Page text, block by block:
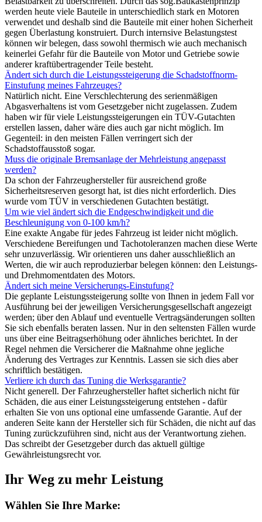
werden heute viele Bauteile in unterschiedlich stark en Motoren
verwendet und deshalb sind die Bauteile mit einer hohen Sicherheit
gegen Überlastung konstruiert. Durch internsive Belastungstest
können wir belegen, dass sowohl thermisch wie auch mechanisch
keinerlei Gefahr für die Bauteile von Motor und Getriebe sowie
anderer kraftübertragender Teile besteht.
Ändert sich durch die Leistungssteigerung die Schadstoffnorm-
Einstufung meines Fahrzeuges?
Natürlich nicht. Eine Verschlechterung des serienmäßigen
Abgasverhaltens ist vom Gesetzgeber nicht zugelassen. Zudem
haben wir für viele Leistungssteigerungen ein TÜV-Gutachten
erstellen lassen, daher wäre dies auch gar nicht möglich. Im
Gegenteil: in den meisten Fällen verringert sich der
Schadstoffausstoß sogar.
Muss die originale Bremsanlage der Mehrleistung angepasst
werden?
Da schon der Fahrzeughersteller für ausreichend große
Sicherheitsreserven gesorgt hat, ist dies nicht erforderlich. Dies
wurde vom TÜV in verschiedenen Gutachten bestätigt.
Um wie viel ändert sich die Endgeschwindigkeit und die
Beschleunigung von 0-100 km/h?
Eine exakte Angabe für jedes Fahrzeug ist leider nicht möglich.
Verschiedene Bereifungen und Tachotoleranzen machen diese Werte
sehr unzuverlässig. Wir orientieren uns daher ausschließlich an
Werten, die wir auch reproduzierbar belegen können: den Leistungs-
und Drehmomentdaten des Motors.
Ändert sich meine Versicherungs-Einstufung?
Die geplante Leistungssteigerung sollte von Ihnen in jedem Fall vor
Ausführung bei der jeweiligen Versicherungsgesellschaft angezeigt
werden; über den Ablauf und eventuelle Vertragsänderungen sollten
Sie sich ebenfalls beraten lassen. Nur in den seltensten Fällen wurde
uns über eine Beitragserhöhung oder ähnliches berichtet. In der
Regel nehmen die Versicherer die Maßnahme ohne jegliche
Änderung des Vertrages zur Kenntnis. Lassen sie sich dies aber
schriftlich bestätigen.
Verliere ich durch das Tuning die Werksgarantie?
Nicht generell. Der Fahrzeughersteller haftet sicherlich nicht für
Schäden, die aus einer Leistungssteigerung entstehen - dafür
erhalten Sie von uns optional eine umfassende Garantie. Auf der
anderen Seite kann der Hersteller sich für Schäden, die nicht auf das
Tuning zurückzuführen sind, nicht aus der Verantwortung ziehen.
Das schreibt der Gesetzgeber durch das aktuell gültige
Gewährleistungsrecht vor.
Ihr Weg zu mehr Leistung
Wählen Sie Ihre Marke: